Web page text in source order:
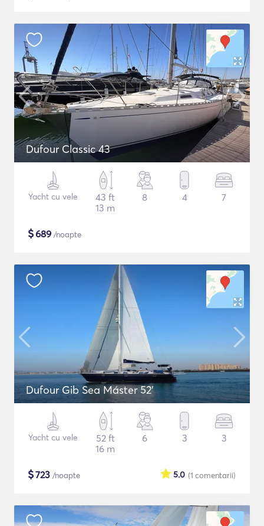
Dufour Classic 43
Yacht cu vele
43 ft
13 m
8 4 7
$689 /noapte
Dufour Gib Sea Máster 52’
Yacht cu vele
52 ft
16 m
6 3 3
$723 /noapte (1 comentarii)
5.0